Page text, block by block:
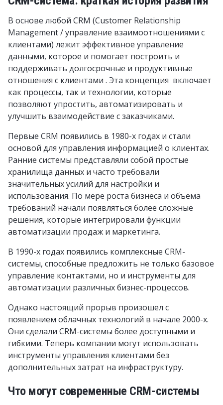
В основе любой CRM (Customer Relationship
Management / управление взаимоотношениями с
клиентами) лежит эффективное управление
данными, которое и помогает построить и
поддерживать долгосрочные и продуктивные
отношения с клиентами . Эта концепция включает
как процессы, так и технологии, которые
позволяют упростить, автоматизировать и
улучшить взаимодействие с заказчиками.
Первые CRM появились в 1980-х годах и стали
основой для управления информацией о клиентах.
Ранние системы представляли собой простые
хранилища данных и часто требовали
значительных усилий для настройки и
использования. По мере роста бизнеса и объема
требований начали появляться более сложные
решения, которые интегрировали функции
автоматизации продаж и маркетинга.
В 1990-х годах появились комплексные CRM-
системы, способные предложить не только базовое
управление контактами, но и инструменты для
автоматизации различных бизнес-процессов.
Однако настоящий прорыв произошел с
появлением облачных технологий в начале 2000-х.
Они сделали CRM-системы более доступными и
гибкими. Теперь компании могут использовать
инструменты управления клиентами без
дополнительных затрат на инфраструктуру.
Что могут современные CRM-системы